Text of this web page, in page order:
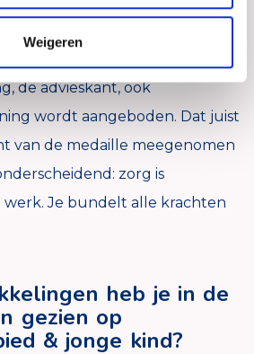
Weigeren
de advieskant, ook
wordt aangeboden. Dat juist
van de medaille meegenomen
zorg is
Je bundelt alle krachten
heb je in de
gezien op
& jonge kind?